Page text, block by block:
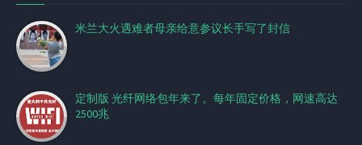
米兰大火遇难者母亲给意参议长手写了封信
定制版 光纤网络包年来了。每年固定价格，网速高达
2500兆